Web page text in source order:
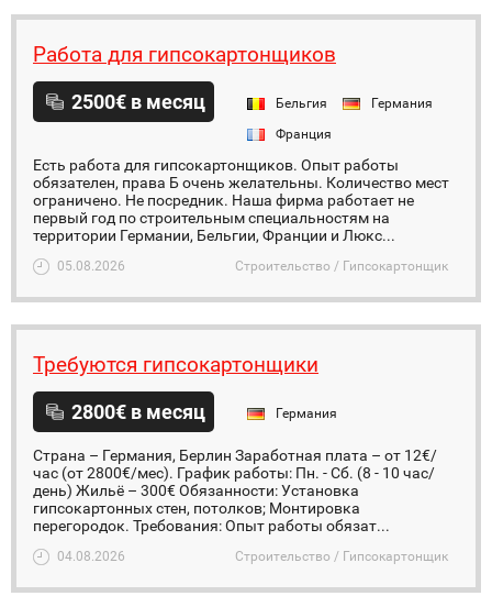
Работа для гипсокартонщиков
2500€ в месяц Бельгия
Германия
Франция
Есть работа для гипсокартонщиков. Опыт работы
обязателен, права Б очень желательны. Количество мест
ограничено. Не посредник. Наша фирма работает не
первый год по строительным специальностям на
территории Германии, Бельгии, Франции и Люкс...
05.08.2026 Строительство / Гипсокартонщик
Требуются гипсокартонщики
2800€ в месяц Германия
Страна – Германия, Берлин Заработная плата – от 12€/
час (от 2800€/мес). График работы: Пн. - Сб. (8 - 10 час/
день) Жильё – 300€ Обязанности: Установка
гипсокартонных стен, потолков; Монтировка
перегородок. Требования: Опыт работы обязат...
04.08.2026 Строительство / Гипсокартонщик